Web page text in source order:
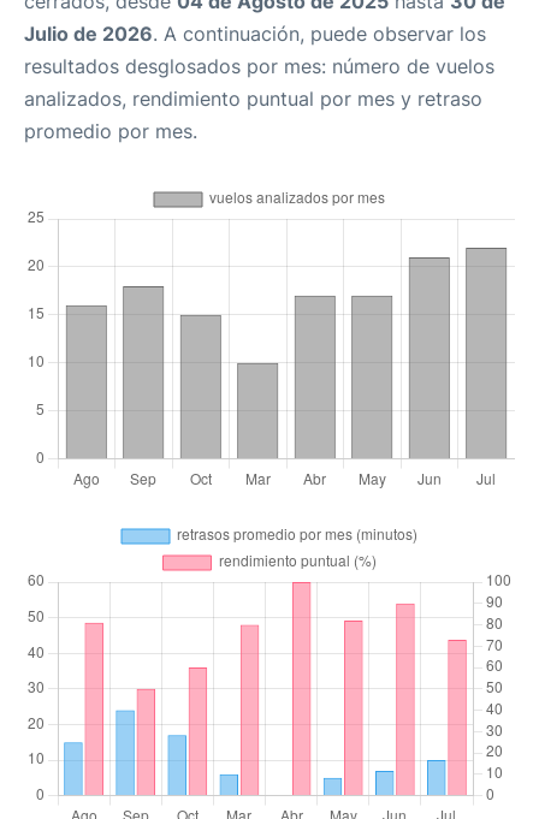
Julio de 2026. A continuación, puede observar los
resultados desglosados por mes: número de vuelos
analizados, rendimiento puntual por mes y retraso
promedio por mes.